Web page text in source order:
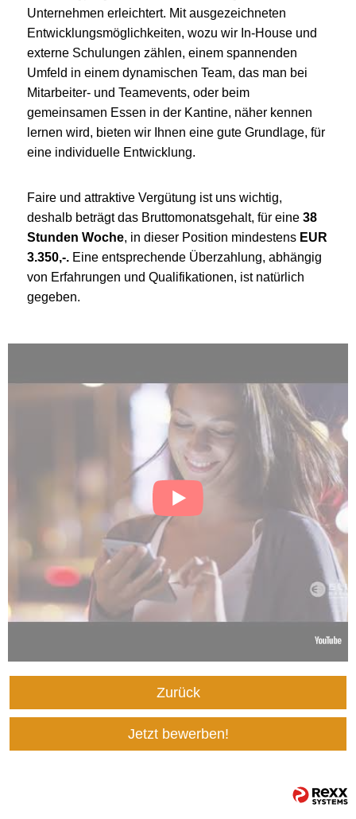
Unternehmen erleichtert. Mit ausgezeichneten
Entwicklungsmöglichkeiten, wozu wir In-House und
externe Schulungen zählen, einem spannenden
Umfeld in einem dynamischen Team, das man bei
Mitarbeiter- und Teamevents, oder beim
gemeinsamen Essen in der Kantine, näher kennen
lernen wird, bieten wir Ihnen eine gute Grundlage, für
eine individuelle Entwicklung.
Faire und attraktive Vergütung ist uns wichtig,
deshalb beträgt das Bruttomonatsgehalt, für eine 38
Stunden Woche, in dieser Position mindestens EUR
3.350,-. Eine entsprechende Überzahlung, abhängig
von Erfahrungen und Qualifikationen, ist natürlich
gegeben.
Zurück
Jetzt bewerben!